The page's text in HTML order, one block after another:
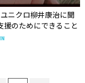
ニクロ柳井康治に聞
援のためにできること